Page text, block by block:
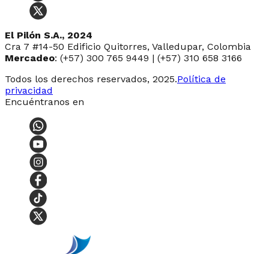
El Pilón S.A., 2024
Cra 7 #14-50 Edificio Quitorres, Valledupar, Colombia
Mercadeo: (+57) 300 765 9449 | (+57) 310 658 3166
Todos los derechos reservados, 2025.Política de
privacidad
Encuéntranos en